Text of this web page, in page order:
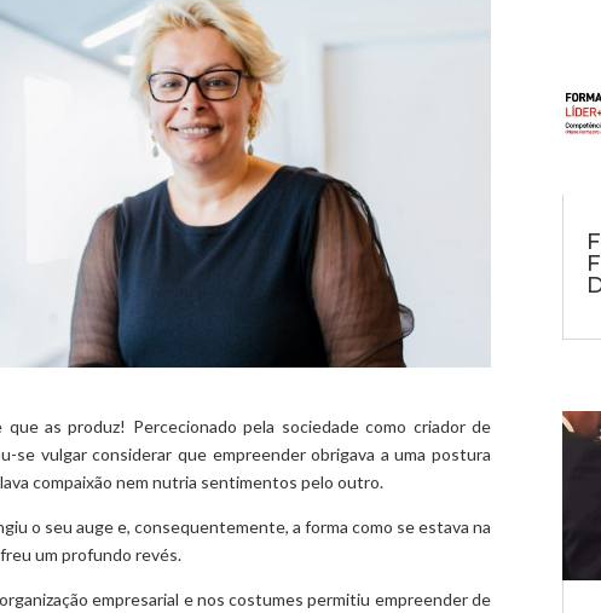
as produz! Percecionado pela sociedade como criador de
vulgar considerar que empreender obrigava a uma postura
compaixão nem nutria sentimentos pelo outro.
o seu auge e, consequentemente, a forma como se estava na
um profundo revés.
empresarial e nos costumes permitiu empreender de